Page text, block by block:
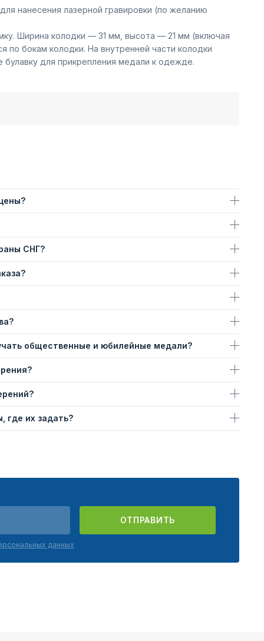
нанесения лазерной гравировки (по желанию
Ширина колодки — 31 мм, высота — 21 мм (включая
бокам колодки. На внутренней части колодки
булавку для прикрепления медали к одежде.
СНГ?
общественные и юбилейные медали?
где их задать?
ОТПРАВИТЬ
данных